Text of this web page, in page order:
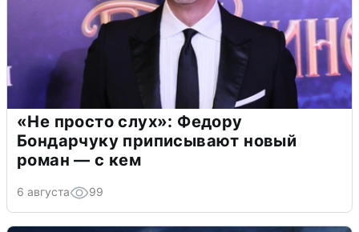
«Не просто слух»: Федору
Бондарчуку приписывают новый
роман — с кем
6 августа 99